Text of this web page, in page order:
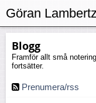
Blogg
Framför allt små
fortsätter.
Prenumera/rss
Göran